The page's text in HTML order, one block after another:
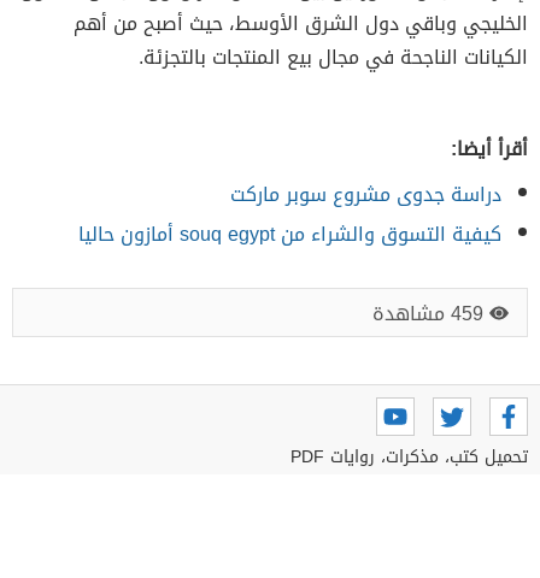
الخليجي وباقي دول الشرق الأوسط، حيث أصبح من أهم
الكيانات الناجحة في مجال بيع المنتجات بالتجزئة.
أقرأ أيضا:
دراسة جدوى مشروع سوبر ماركت
كيفية التسوق والشراء من souq egypt أمازون حاليا
459 مشاهدة
تحميل كتب، مذكرات، روايات PDF